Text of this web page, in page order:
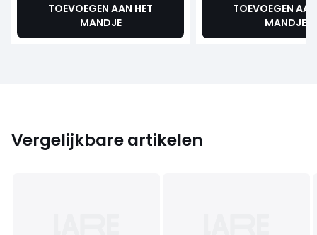
TOEVOEGEN AAN HET
MANDJE
TOEVOEGEN
MANDJE
Vergelijkbare artikelen